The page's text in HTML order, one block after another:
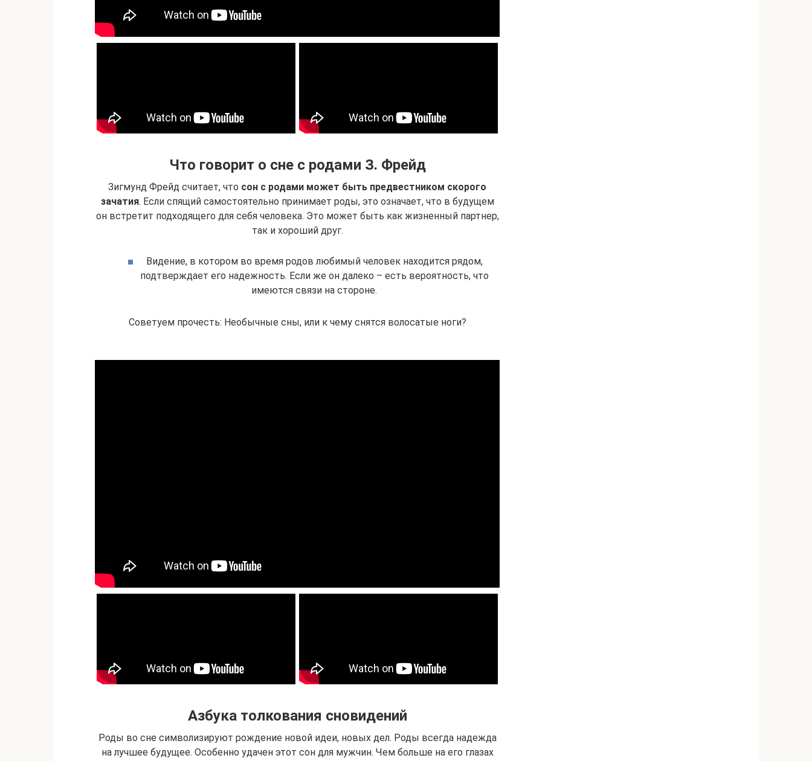
Что говорит о сне с родами З. Фрейд
Зигмунд Фрейд считает, что сон с родами может быть предвестником скорого
зачатия. Если спящий самостоятельно принимает роды, это означает, что в будущем
он встретит подходящего для себя человека. Это может быть как жизненный партнер,
так и хороший друг.
Видение, в котором во время родов любимый человек находится рядом,
подтверждает его надежность. Если же он далеко – есть вероятность, что
имеются связи на стороне.
Советуем прочесть: Необычные сны, или к чему снятся волосатые ноги?
Азбука толкования сновидений
Роды во сне символизируют рождение новой идеи, новых дел. Роды всегда надежда
на лучшее будущее. Особенно удачен этот сон для мужчин. Чем больше на его глазах